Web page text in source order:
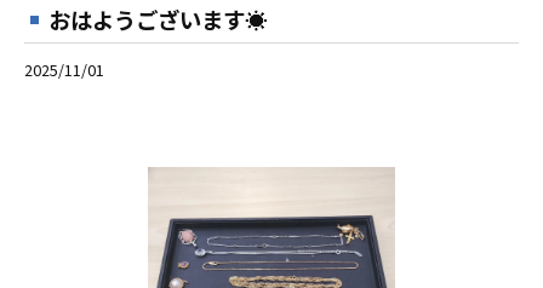
おはようございます☀
2025/11/01